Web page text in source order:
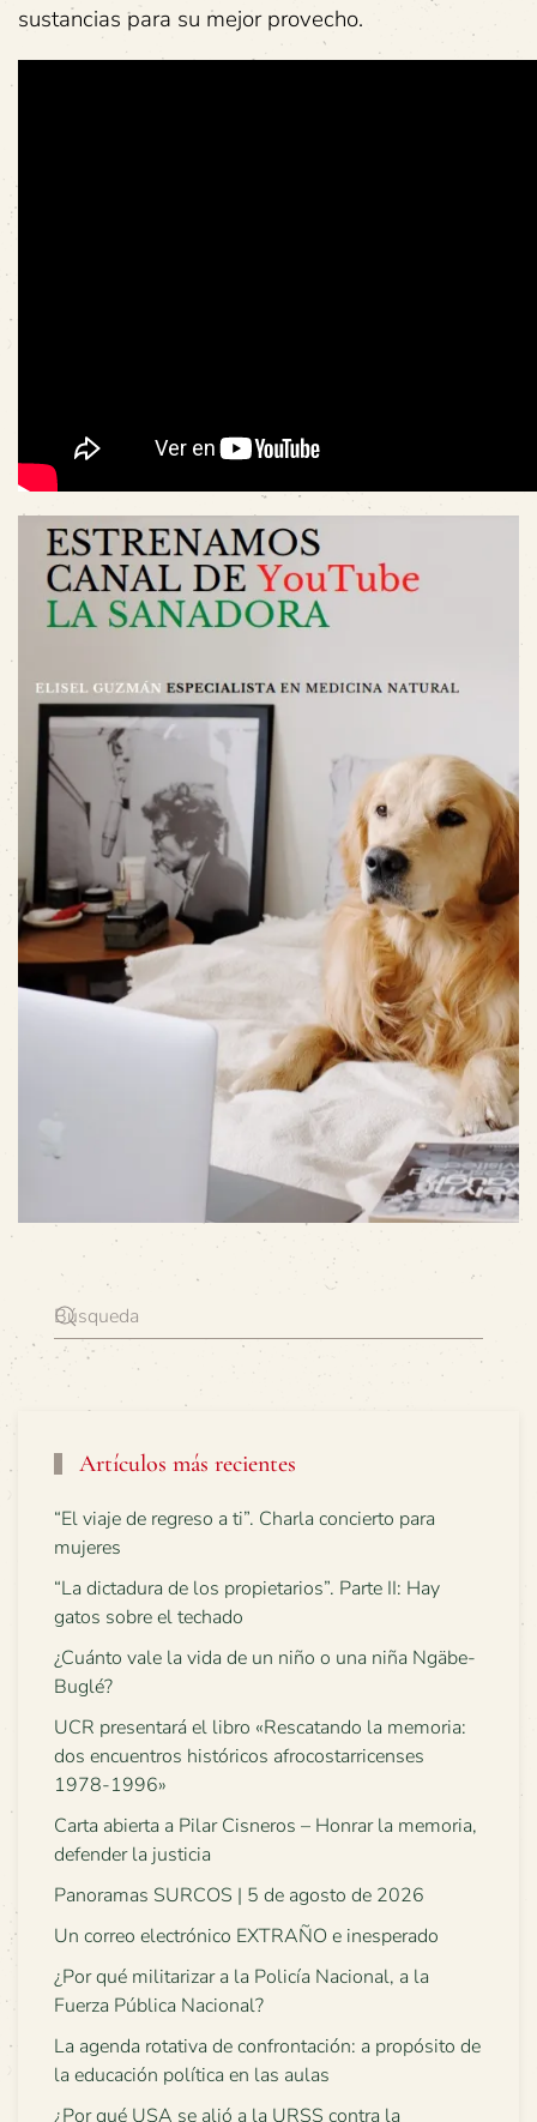
sustancias para su mejor provecho.
Artículos más recientes
“El viaje de regreso a ti”. Charla concierto para
mujeres
“La dictadura de los propietarios”. Parte II: Hay
gatos sobre el techado
¿Cuánto vale la vida de un niño o una niña Ngäbe-
Buglé?
UCR presentará el libro «Rescatando la memoria:
dos encuentros históricos afrocostarricenses
1978-1996»
Carta abierta a Pilar Cisneros – Honrar la memoria,
defender la justicia
Panoramas SURCOS | 5 de agosto de 2026
Un correo electrónico EXTRAÑO e inesperado
¿Por qué militarizar a la Policía Nacional, a la
Fuerza Pública Nacional?
La agenda rotativa de confrontación: a propósito de
la educación política en las aulas
¿Por qué USA se alió a la URSS contra la